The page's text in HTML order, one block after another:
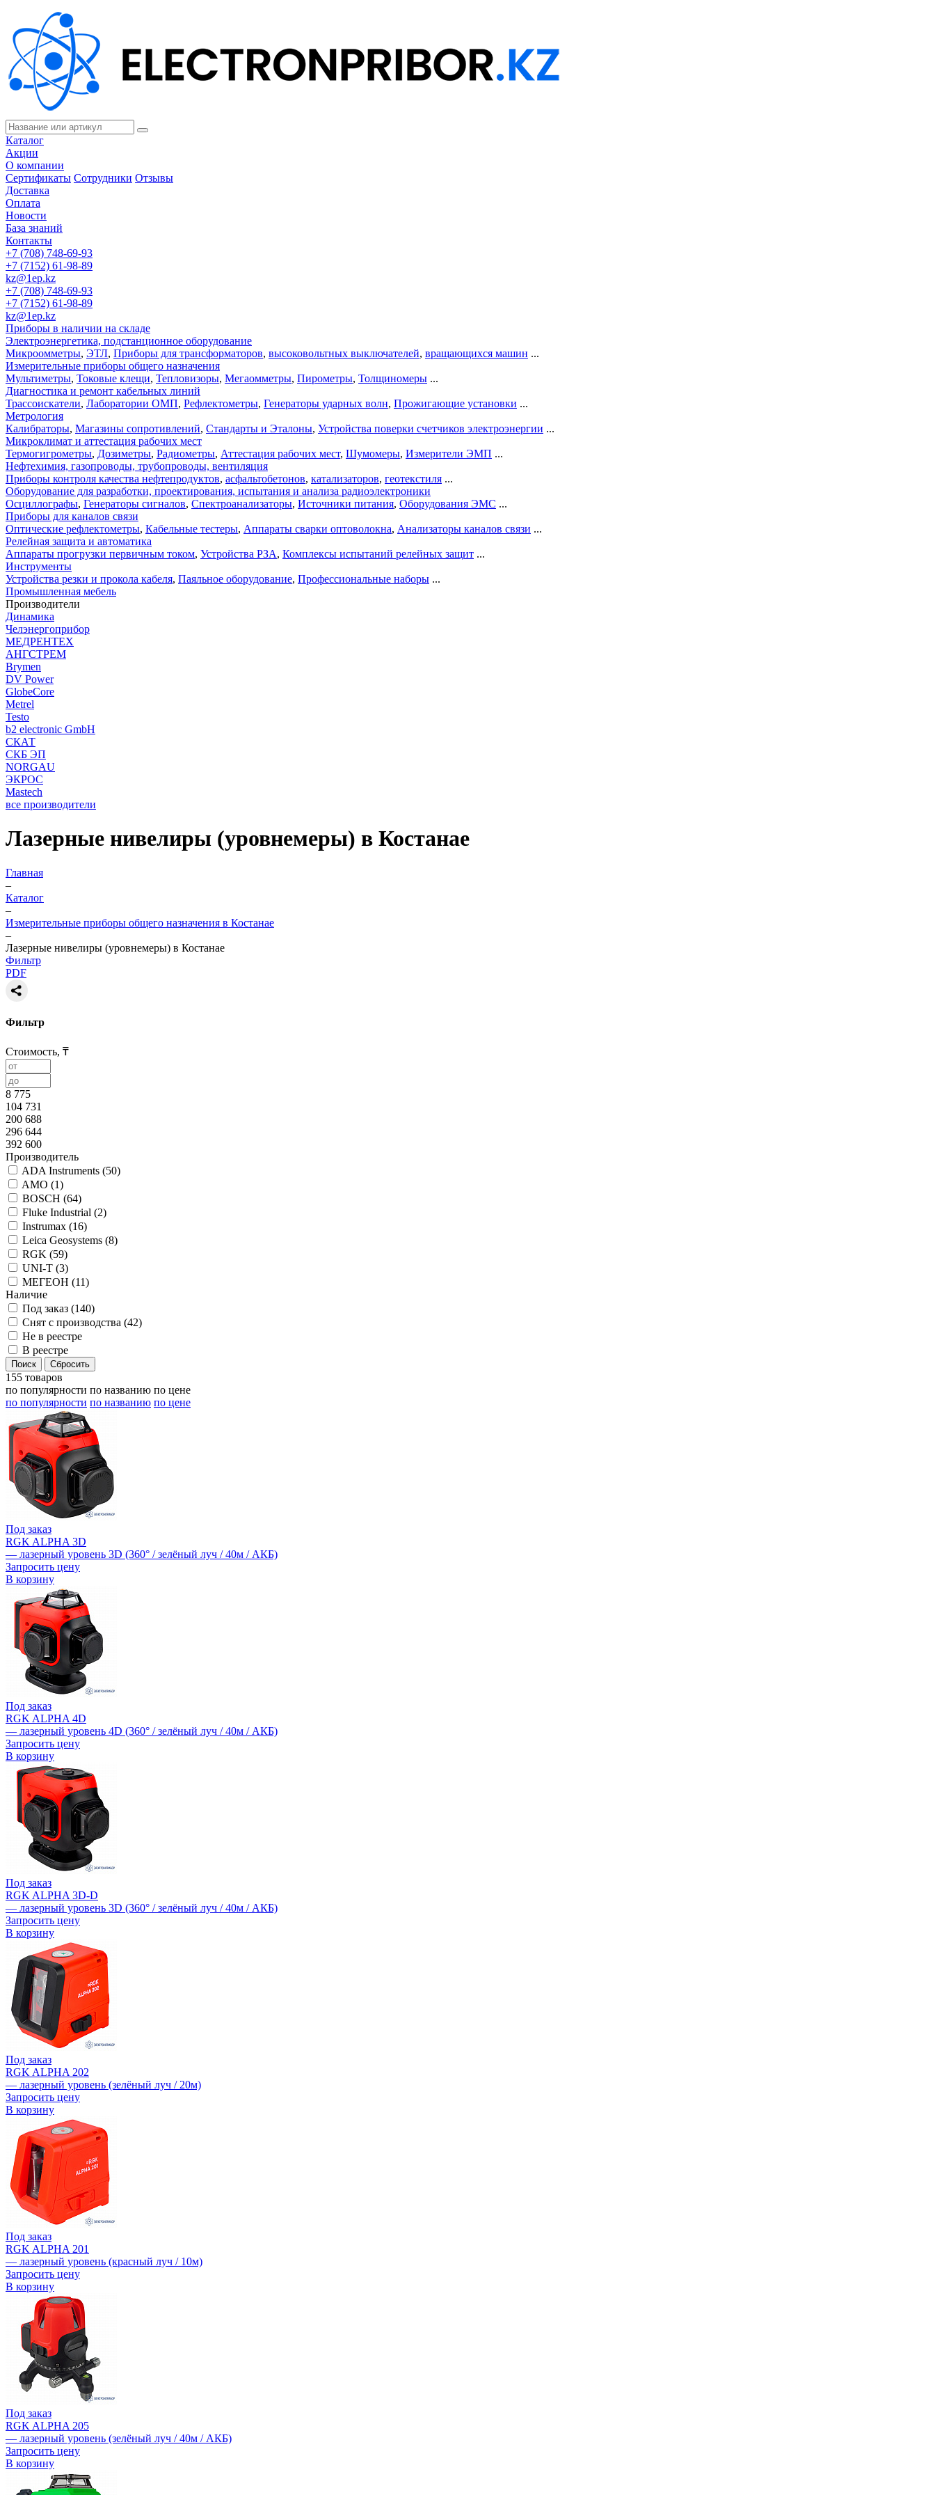
Каталог
Акции
О компании
Сертификаты Сотрудники Отзывы
Доставка
Оплата
Новости
База знаний
Контакты
+7 (708) 748-69-93
+7 (7152) 61-98-89
kz@1ep.kz
+7 (708) 748-69-93
+7 (7152) 61-98-89
kz@1ep.kz
Приборы в наличии на складе
Электроэнергетика, подстанционное оборудование
Микроомметры, ЭТЛ, Приборы для трансформаторов, высоковольтных выключателей, вращающихся машин ...
Измерительные приборы общего назначения
Мультиметры, Токовые клещи, Тепловизоры, Мегаомметры, Пирометры, Толщиномеры ...
Диагностика и ремонт кабельных линий
Трассоискатели, Лаборатории ОМП, Рефлектометры, Генераторы ударных волн, Прожигающие установки ...
Метрология
Калибраторы, Магазины сопротивлений, Стандарты и Эталоны, Устройства поверки счетчиков электроэнергии ...
Микроклимат и аттестация рабочих мест
Термогигрометры, Дозиметры, Радиометры, Аттестация рабочих мест, Шумомеры, Измерители ЭМП ...
Нефтехимия, газопроводы, трубопроводы, вентиляция
Приборы контроля качества нефтепродуктов, асфальтобетонов, катализаторов, геотекстиля ...
Оборудование для разработки, проектирования, испытания и анализа радиоэлектроники
Осциллографы, Генераторы сигналов, Спектроанализаторы, Источники питания, Оборудования ЭМС ...
Приборы для каналов связи
Оптические рефлектометры, Кабельные тестеры, Аппараты сварки оптоволокна, Анализаторы каналов связи ...
Релейная защита и автоматика
Аппараты прогрузки первичным током, Устройства РЗА, Комплексы испытаний релейных защит ...
Инструменты
Устройства резки и прокола кабеля, Паяльное оборудование, Профессиональные наборы ...
Промышленная мебель
Производители
Динамика
Челэнергоприбор
МЕДРЕНТЕХ
АНГСТРЕМ
Brymen
DV Power
GlobeCore
Metrel
Testo
b2 electronic GmbH
СКАТ
СКБ ЭП
NORGAU
ЭКРОС
Mastech
все производители
Лазерные нивелиры (уровнемеры) в Костанае
Главная
–
Каталог
–
Измерительные приборы общего назначения в Костанае
–
Лазерные нивелиры (уровнемеры) в Костанае
Фильтр
PDF
Фильтр
Стоимость, ₸
8 775
104 731
200 688
296 644
392 600
Производитель
ADA Instruments (50)
AMO (1)
BOSCH (64)
Fluke Industrial (2)
Instrumax (16)
Leica Geosystems (8)
RGK (59)
UNI-T (3)
МЕГЕОН (11)
Наличие
Под заказ (140)
Снят с производства (42)
Не в реестре
В реестре
155 товаров
по популярности по названию по цене
по популярности по названию по цене
Под заказ
RGK ALPHA 3D
— лазерный уровень 3D (360° / зелёный луч / 40м / АКБ)
Запросить цену
В корзину
Под заказ
RGK ALPHA 4D
— лазерный уровень 4D (360° / зелёный луч / 40м / АКБ)
Запросить цену
В корзину
Под заказ
RGK ALPHA 3D-D
— лазерный уровень 3D (360° / зелёный луч / 40м / АКБ)
Запросить цену
В корзину
Под заказ
RGK ALPHA 202
— лазерный уровень (зелёный луч / 20м)
Запросить цену
В корзину
Под заказ
RGK ALPHA 201
— лазерный уровень (красный луч / 10м)
Запросить цену
В корзину
Под заказ
RGK ALPHA 205
— лазерный уровень (зелёный луч / 40м / АКБ)
Запросить цену
В корзину